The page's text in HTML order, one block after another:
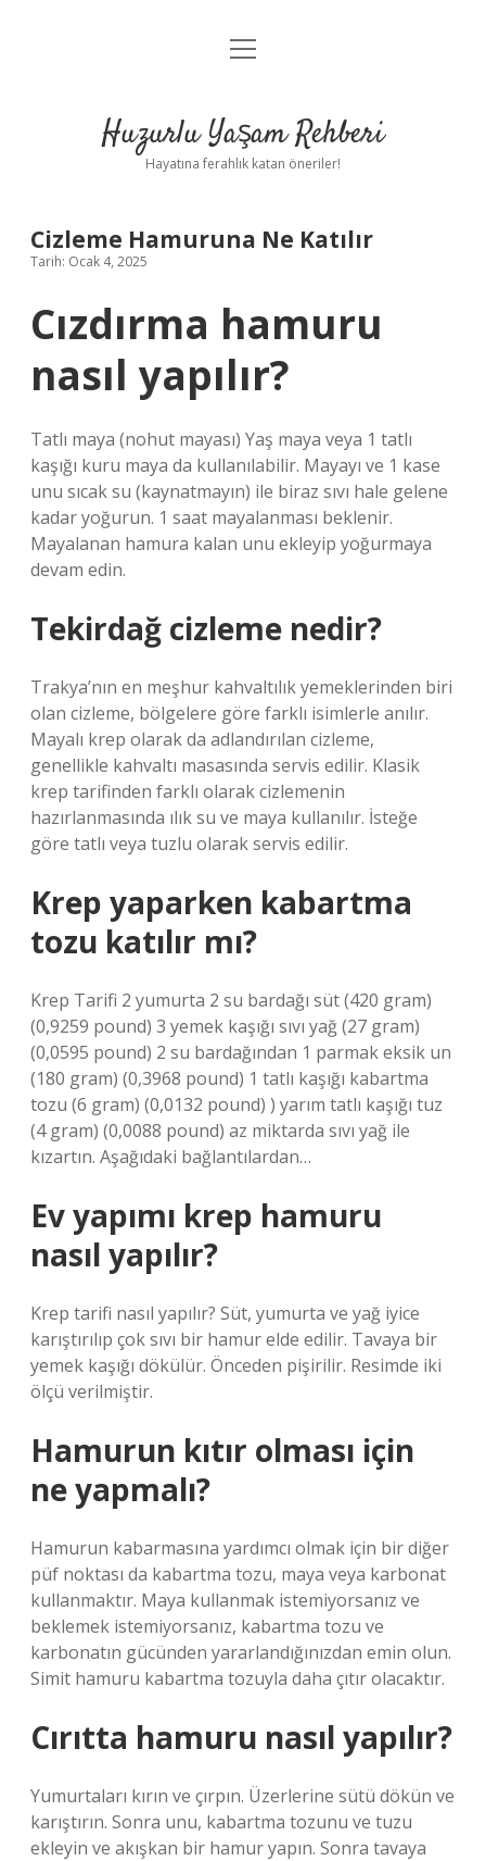
Anasayfa
Yasal Uyarı
menüyü
Huzurlu Yaşam Rehberi
Hayatına ferahlık katan öneriler!
Cizleme Hamuruna Ne Katılır
Tarih: Ocak 4, 2025
Cızdırma hamuru
nasıl yapılır?
Tatlı maya (nohut mayası) Yaş maya veya 1 tatlı
kaşığı kuru maya da kullanılabilir. Mayayı ve 1 kase
unu sıcak su (kaynatmayın) ile biraz sıvı hale gelene
kadar yoğurun. 1 saat mayalanması beklenir.
Mayalanan hamura kalan unu ekleyip yoğurmaya
devam edin.
Tekirdağ cizleme nedir?
Trakya’nın en meşhur kahvaltılık yemeklerinden biri
olan cizleme, bölgelere göre farklı isimlerle anılır.
Mayalı krep olarak da adlandırılan cizleme,
genellikle kahvaltı masasında servis edilir. Klasik
krep tarifinden farklı olarak cizlemenin
hazırlanmasında ılık su ve maya kullanılır. İsteğe
göre tatlı veya tuzlu olarak servis edilir.
Krep yaparken kabartma
tozu katılır mı?
Krep Tarifi 2 yumurta 2 su bardağı süt (420 gram)
(0,9259 pound) 3 yemek kaşığı sıvı yağ (27 gram)
(0,0595 pound) 2 su bardağından 1 parmak eksik un
(180 gram) (0,3968 pound) 1 tatlı kaşığı kabartma
tozu (6 gram) (0,0132 pound) ) yarım tatlı kaşığı tuz
(4 gram) (0,0088 pound) az miktarda sıvı yağ ile
kızartın. Aşağıdaki bağlantılardan…
Ev yapımı krep hamuru
nasıl yapılır?
Krep tarifi nasıl yapılır? Süt, yumurta ve yağ iyice
karıştırılıp çok sıvı bir hamur elde edilir. Tavaya bir
yemek kaşığı dökülür. Önceden pişirilir. Resimde iki
ölçü verilmiştir.
Hamurun kıtır olması için
ne yapmalı?
Hamurun kabarmasına yardımcı olmak için bir diğer
püf noktası da kabartma tozu, maya veya karbonat
kullanmaktır. Maya kullanmak istemiyorsanız ve
beklemek istemiyorsanız, kabartma tozu ve
karbonatın gücünden yararlandığınızdan emin olun.
Simit hamuru kabartma tozuyla daha çıtır olacaktır.
Cırıtta hamuru nasıl yapılır?
Yumurtaları kırın ve çırpın. Üzerlerine sütü dökün ve
karıştırın. Sonra unu, kabartma tozunu ve tuzu
ekleyin ve akışkan bir hamur yapın. Sonra tavaya